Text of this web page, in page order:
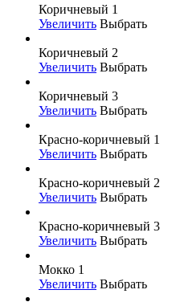
Коричневый 1
Увеличить Выбрать
Коричневый 2
Увеличить Выбрать
Коричневый 3
Увеличить Выбрать
Красно-коричневый 1
Увеличить Выбрать
Красно-коричневый 2
Увеличить Выбрать
Красно-коричневый 3
Увеличить Выбрать
Мокко 1
Увеличить Выбрать